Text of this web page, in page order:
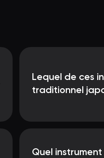
Lequel de ces
traditionnel
Quel